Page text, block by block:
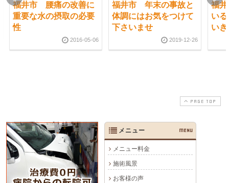
福井市 腰痛の改善に
重要な水の摂取の必要
性
2016-05-06
福井市 年末の事故と
体調にはお気をつけて
下さいませ
2019-12-26
福
い
い
PAGE TOP
メニュー MENU
メニュー料金
施術風景
お客様の声